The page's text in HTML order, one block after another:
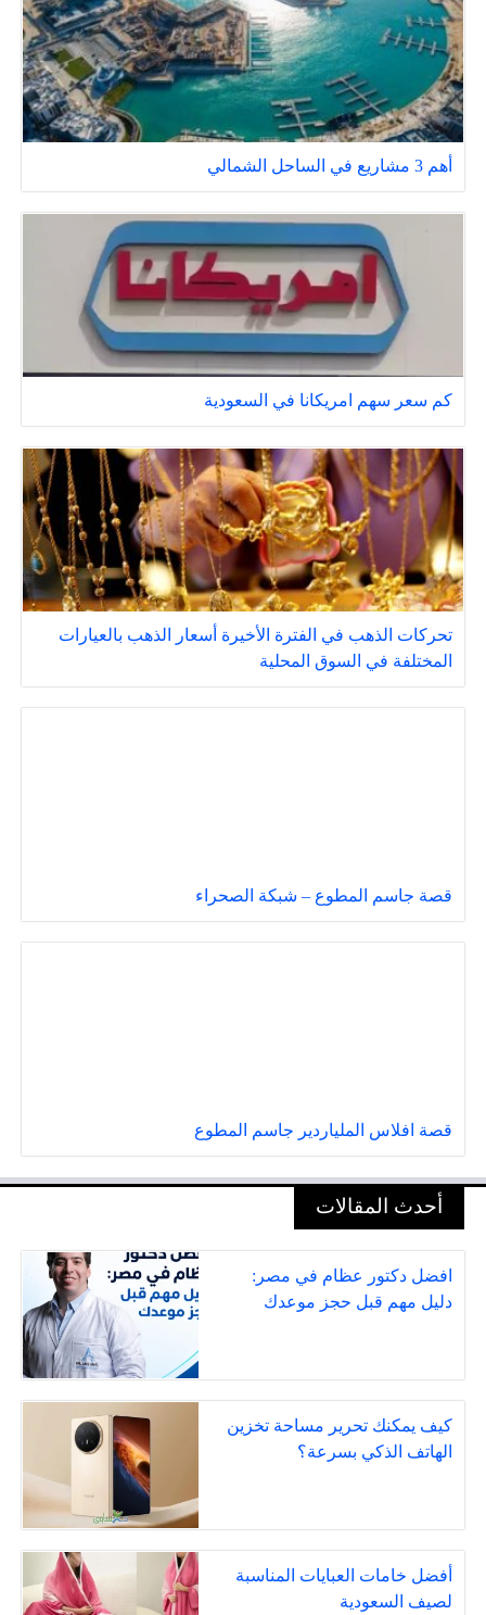
أهم 3 مشاريع في الساحل الشمالي
كم سعر سهم امريكانا في السعودية
تحركات الذهب في الفترة الأخيرة أسعار الذهب بالعيارات
المختلفة في السوق المحلية
قصة جاسم المطوع – شبكة الصحراء
قصة افلاس الملياردير جاسم المطوع
أحدث المقالات
افضل دكتور عظام في مصر:
دليل مهم قبل حجز موعدك
كيف يمكنك تحرير مساحة تخزين
الهاتف الذكي بسرعة؟
أفضل خامات العبايات المناسبة
لصيف السعودية